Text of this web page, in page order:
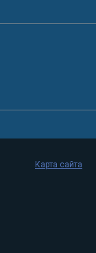
Карта сайта